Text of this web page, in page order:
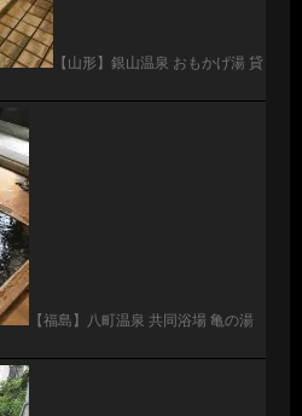
【山形】銀山温泉 おもかげ湯 貸
【福島】八町温泉 共同浴場 亀の湯